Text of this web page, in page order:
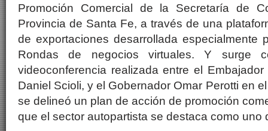
Promoción Comercial de la Secretaría de
Provincia de Santa Fe, a través de una
de exportaciones desarrollada especialmente
Rondas de negocios virtuales. Y surge
videoconferencia realizada entre el
Daniel Scioli, y el Gobernador Omar Perotti en
se delineó un plan de acción de promoción
que el sector autopartista se destaca como uno